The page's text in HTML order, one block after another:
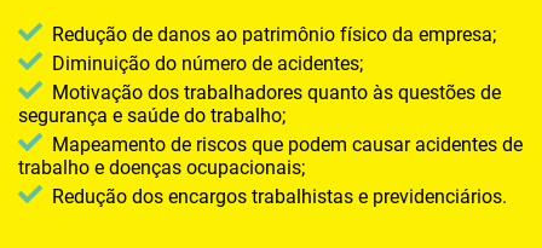
REDE DE AR INDUSTRIAL
SERVIÇO DE MANUTENÇÃO EM COMPRESSORES DE AR
SERVIÇOS PARA COMPRESSOR DE AR
TRATAMENTO DO AR COMPRIMIDO
Redução de danos ao patrimônio físico da empresa;
Diminuição do número de acidentes;
Motivação dos trabalhadores quanto às questões de
segurança e saúde do trabalho;
Mapeamento de riscos que podem causar acidentes de
trabalho e doenças ocupacionais;
Redução dos encargos trabalhistas e previdenciários.